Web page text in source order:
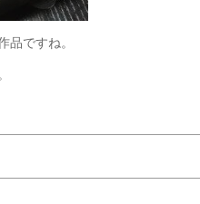
品ですね。